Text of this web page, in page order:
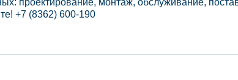
проектирование, монтаж, обслуживание,
+7 (8362) 600-190